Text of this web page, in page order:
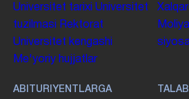
Universitet tarixi Universitet
tuzilmasi
Rektorat
Universitet kengashi
Me'yoriy hujjatlar
ABITURIYENTLARGA